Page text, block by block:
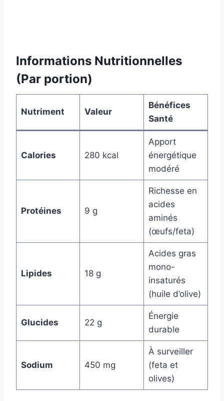
Informations Nutritionnelles
(Par portion)
Nutriment Valeur
Bénéfices
Santé
Calories 280 kcal
Apport
énergétique
modéré
Protéines 9 g
Richesse en
acides
aminés
(œufs/feta)
Lipides 18 g
Acides gras
mono-
insaturés
(huile d’olive)
Glucides 22 g
Énergie
durable
Sodium 450 mg
À surveiller
(feta et
olives)